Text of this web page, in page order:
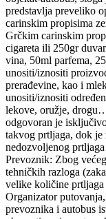
predstavlja preveliko
carinskim propisima
Grčkim carinskim
cigareta ili 250gr
vina, 50ml parfema,
unositi/iznositi
prerađevine, kao i
unositi/iznositi
lekove, oružje,
odgovoran je
takvog prtljaga, dok je
nedozvoljenog
Prevoznik: Zbog
tehničkih razloga
velike količine
Organizator
prevoznika i autobus